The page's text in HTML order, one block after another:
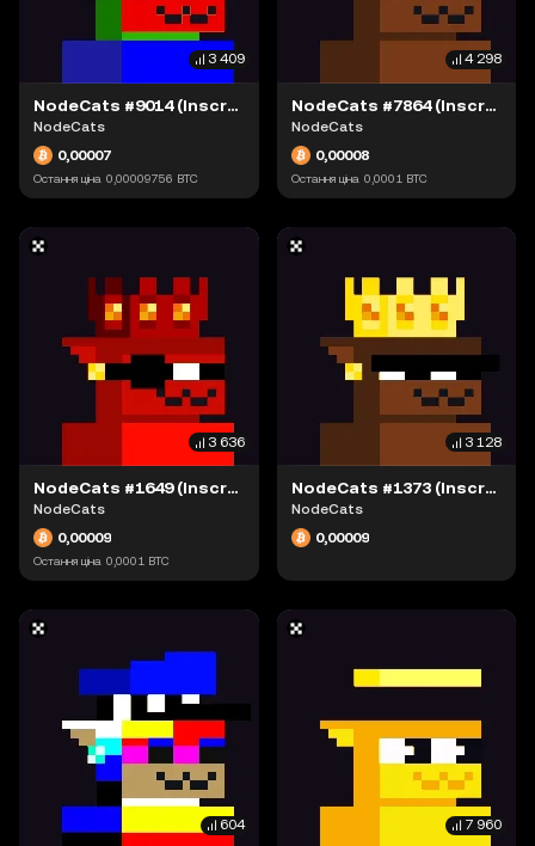
3 409
NodeCats #9014 (Inscription #63942797)
NodeCats
0,00007
Остання ціна 0,00009756 BTC
4 298
NodeCats #7864 (Inscription #63897168)
NodeCats
0,00008
Остання ціна 0,0001 BTC
3 636
NodeCats #1649 (Inscription #63868413)
NodeCats
0,00009
Остання ціна 0,0001 BTC
3 128
NodeCats #1373 (Inscription #63869434)
NodeCats
0,00009
604 7 960